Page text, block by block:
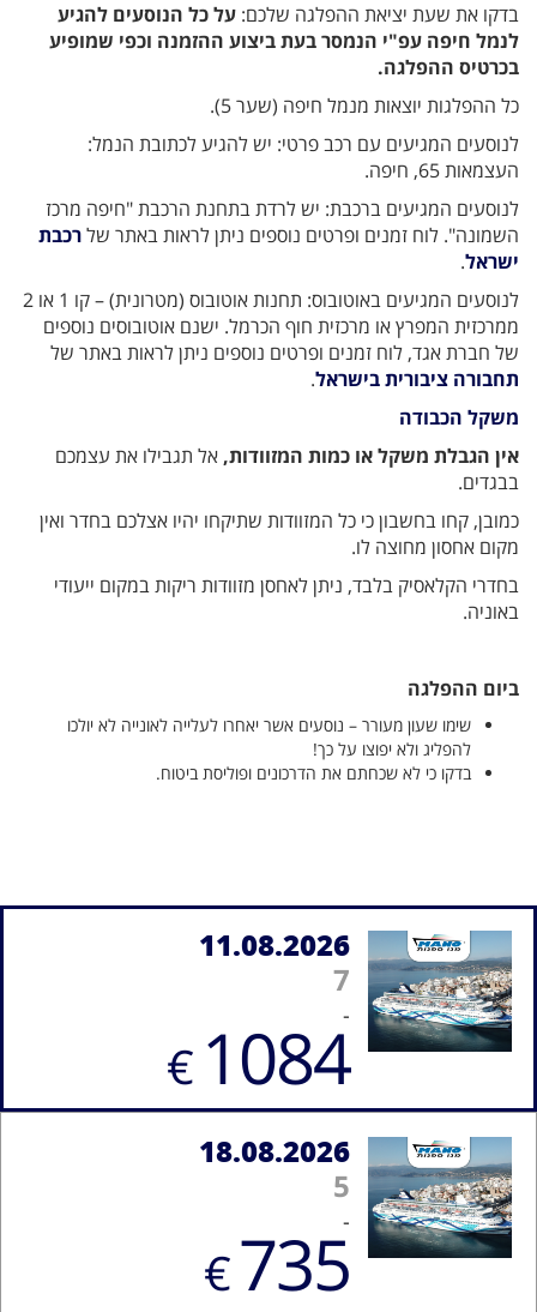
בדקו את שעת יציאת ההפלגה שלכם: על כל הנוסעים להגיע
לנמל חיפה עפ"י הנמסר בעת ביצוע ההזמנה וכפי שמופיע
בכרטיס ההפלגה.
כל ההפלגות יוצאות מנמל חיפה (שער 5)
.
לנוסעים המגיעים עם רכב פרטי: יש להגיע לכתובת הנמל:
העצמאות 65, חיפה
.
לנוסעים המגיעים ברכבת: יש לרדת בתחנת הרכבת "חיפה מרכז
השמונה". לוח זמנים ופרטים נוספים ניתן לראות באתר שלרכבת
ישראל.
לנוסעים המגיעים באוטובוס: תחנות אוטובוס (מטרונית) – קו 1 או 2
ממרכזית המפרץ או מרכזית חוף הכרמל. ישנם אוטובוסים נוספים
של חברת אגד, לוח זמנים ופרטים נוספים ניתן לראות באתר של
תחבורה ציבורית בישראל.
משקל הכבודה
אין הגבלת משקל או כמות המזוודות, אל תגבילו את עצמכם
בבגדים.
כמובן, קחו בחשבון כי כל המזוודות שתיקחו יהיו אצלכם בחדר ואין
מקום אחסון מחוצה לו.
בחדרי הקלאסיק בלבד, ניתן לאחסן מזוודות ריקות במקום ייעודי
באוניה.
ביום ההפלגה
שימו שעון מעורר – נוסעים אשר יאחרו לעלייה לאונייה לא יולכו
להפליג ולא יפוצו על כך!
בדקו כי לא שכחתם את הדרכונים ופוליסת ביטוח.
11.08.2026
7
-
€ 1084
18.08.2026
5
-
€735